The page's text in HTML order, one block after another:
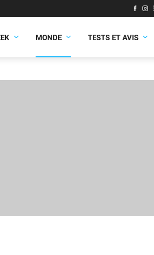
MONDE TESTS ET AVIS